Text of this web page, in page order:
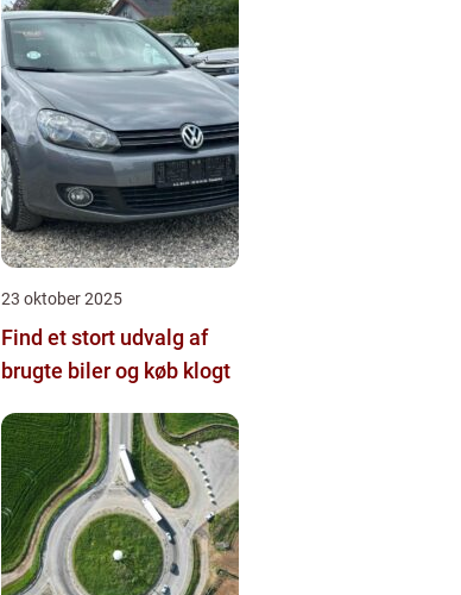
23 oktober 2025
Find et stort udvalg af
brugte biler og køb klogt